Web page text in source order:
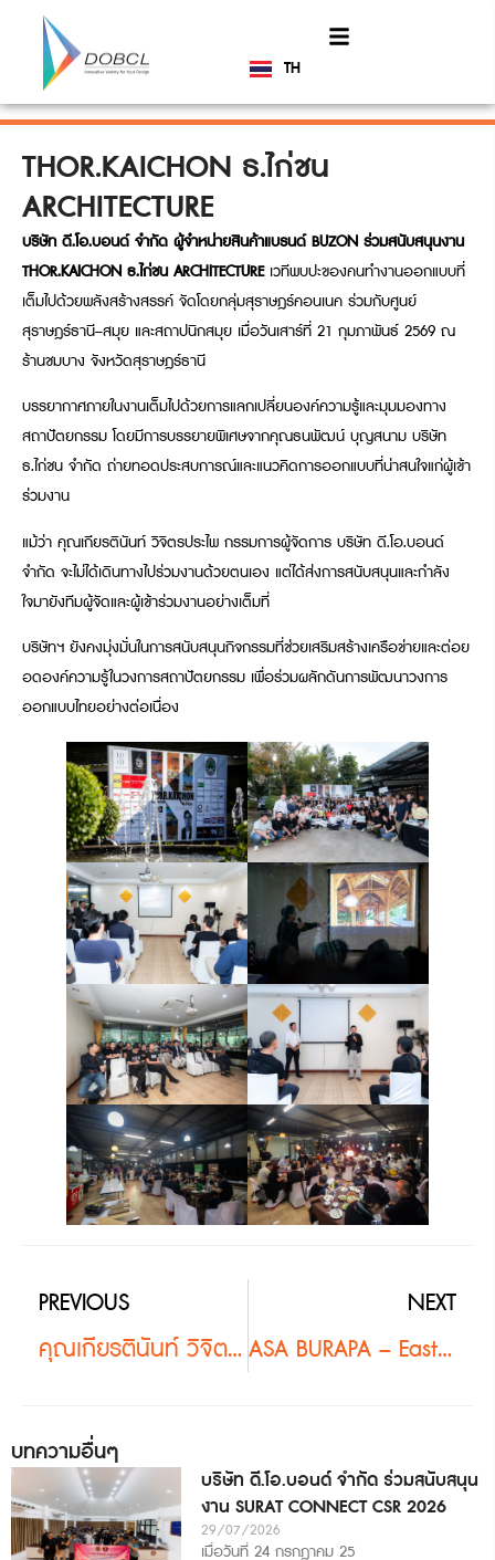
TH
EN
THOR.KAICHON ธ.ไก่ชน
ARCHITECTURE
บริษัท ดี.โอ.บอนด์ จำกัด ผู้จำหน่ายสินค้าแบรนด์ BUZON ร่วมสนับสนุนงาน
THOR.KAICHON ธ.ไก่ชน ARCHITECTUREเวทีพบปะของคนทำงานออกแบบที่
เต็มไปด้วยพลังสร้างสรรค์ จัดโดยกลุ่มสุราษฎร์คอนเนค ร่วมกับศูนย์
สุราษฎร์ธานี–สมุย และสถาปนิกสมุย เมื่อวันเสาร์ที่ 21 กุมภาพันธ์ 2569 ณ
ร้านชมบาง จังหวัดสุราษฎร์ธานี
บรรยากาศภายในงานเต็มไปด้วยการแลกเปลี่ยนองค์ความรู้และมุมมองทาง
สถาปัตยกรรม โดยมีการบรรยายพิเศษจากคุณธนพัฒน์ บุญสนาม บริษัท
ธ.ไก่ชน จำกัด ถ่ายทอดประสบการณ์และแนวคิดการออกแบบที่น่าสนใจแก่ผู้เข้า
ร่วมงาน
แม้ว่า คุณเกียรตินันท์ วิจิตรประไพ กรรมการผู้จัดการ บริษัท ดี.โอ.บอนด์
จำกัด จะไม่ได้เดินทางไปร่วมงานด้วยตนเอง แต่ได้ส่งการสนับสนุนและกำลัง
ใจมายังทีมผู้จัดและผู้เข้าร่วมงานอย่างเต็มที่
บริษัทฯ ยังคงมุ่งมั่นในการสนับสนุนกิจกรรมที่ช่วยเสริมสร้างเครือข่ายและต่อย
อดองค์ความรู้ในวงการสถาปัตยกรรม เพื่อร่วมผลักดันการพัฒนาวงการ
ออกแบบไทยอย่างต่อเนื่อง
PREVIOUS
คุณเกียรตินันท์ วิจิตรประไพ ร่วมแลกเปลี่ยนประสบการณ์กับกลุ่มสถาปนิกทุ่งสง เสริมมุมมองงานวัสดุยุคใหม่
NEXT
ASA BURAPA – Eastern Cowboy Showdown Party
บทความอื่นๆ
บริษัท ดี.โอ.บอนด์ จำกัด ร่วมสนับสนุน
งาน SURAT CONNECT CSR 2026
29/07/2026
เมื่อวันที่ 24 กรกฎาคม 25